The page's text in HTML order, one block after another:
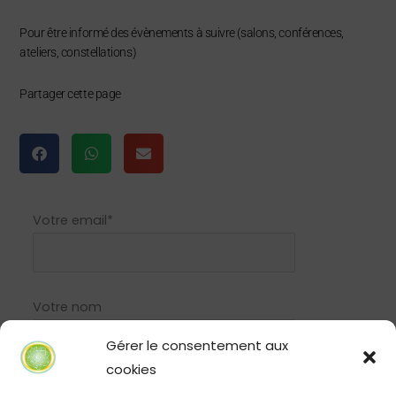
Gérer le consentement aux
cookies
Pour être informé des évènements à suivre (salons, conférences,
ateliers, constellations)
Partager cette page
Votre email*
Votre nom